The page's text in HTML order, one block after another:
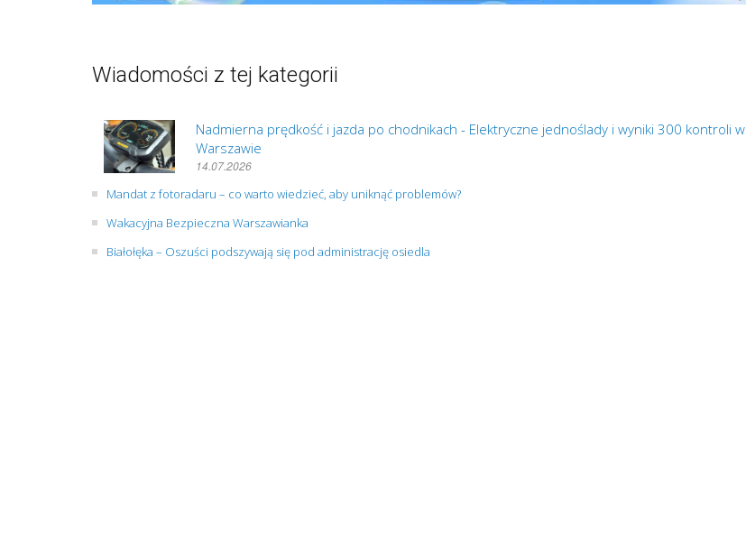
Wiadomości z tej kategorii
Nadmierna prędkość i jazda po chodnikach - Elektryczne jednoślady i wyniki 300 kontroli w
Warszawie
14.07.2026
Mandat z fotoradaru – co warto wiedzieć, aby uniknąć problemów?
Wakacyjna Bezpieczna Warszawianka
Białołęka – Oszuści podszywają się pod administrację osiedla